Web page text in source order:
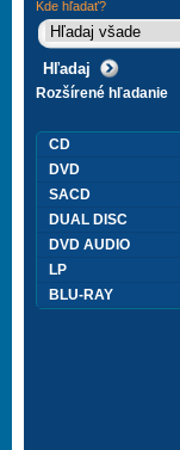
Kde hľadať?
Rozšírené hľadanie
CD
DVD
SACD
DUAL DISC
DVD AUDIO
LP
BLU-RAY